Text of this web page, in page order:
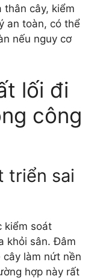
thân cây, kiểm
an toàn, có thể
nếu nguy cơ
lối đi
công
triển sai
kiểm soát
khỏi sân. Đâm
cây làm nứt nền
hợp này rất